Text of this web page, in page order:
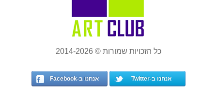
כל הזכויות שמורות © 2014-2026
אנחנו ב-Twitter אנחנו ב-Facebook